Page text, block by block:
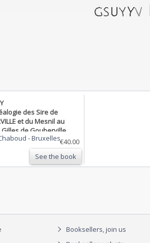
des Sire de
et du Mesnil au
de Gouberville.
-Bruxelles€40.00
See the book
Booksellers, join us